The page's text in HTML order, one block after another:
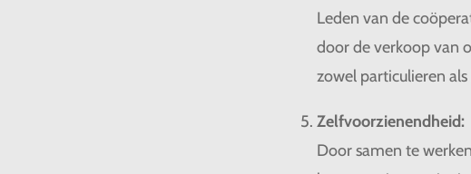
Leden van de
door de verkoop van
zowel particulieren
Zelfvoorzienendheid:
Door samen te